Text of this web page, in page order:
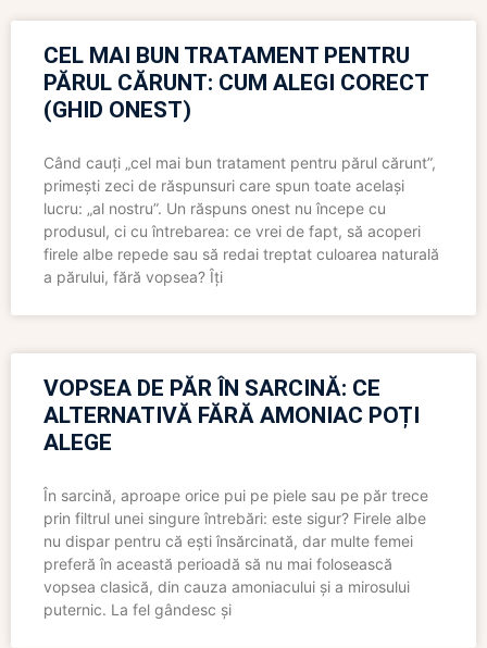
CEL MAI BUN TRATAMENT PENTRU
PĂRUL CĂRUNT: CUM ALEGI CORECT
(GHID ONEST)
Când cauți „cel mai bun tratament pentru părul cărunt”,
primești zeci de răspunsuri care spun toate același
lucru: „al nostru”. Un răspuns onest nu începe cu
produsul, ci cu întrebarea: ce vrei de fapt, să acoperi
firele albe repede sau să redai treptat culoarea naturală
a părului, fără vopsea? Îți
VOPSEA DE PĂR ÎN SARCINĂ: CE
ALTERNATIVĂ FĂRĂ AMONIAC POȚI
ALEGE
În sarcină, aproape orice pui pe piele sau pe păr trece
prin filtrul unei singure întrebări: este sigur? Firele albe
nu dispar pentru că ești însărcinată, dar multe femei
preferă în această perioadă să nu mai folosească
vopsea clasică, din cauza amoniacului și a mirosului
puternic. La fel gândesc și